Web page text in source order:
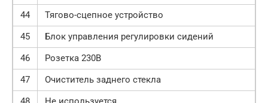
44
Тягово-сцепное устройство
45
Блок управления регулировки сидений
46
Розетка 230В
47
Очиститель заднего стекла